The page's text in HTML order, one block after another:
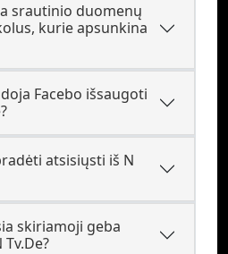
srautinio duomenų
kurie apsunkina
Facebo išsaugoti
atsisiųsti iš N
skiriamoji geba